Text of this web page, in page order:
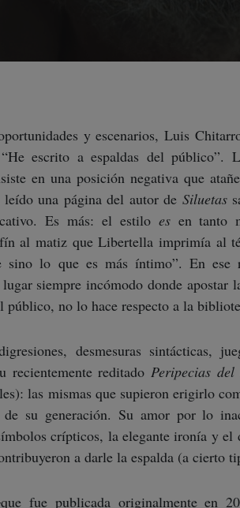
y escenarios, Luis
escrito a espaldas del público”.
en una posición negativa que
una página del autor de Siluetas
Es más: el estilo esen tanto
al matiz que Libertella imprimía al
sino lo que es más íntimo”. En ese
siempre incómodo donde
público, no lo hace respecto a la
desmesuras sintácticas,
recientemente reditadoPeripecias del
las mismas que supieron erigirlo
su generación. Su amor por lo
crípticos, la elegante ironía y
a darle la espalda (a cierto
fue publicada originalmente en